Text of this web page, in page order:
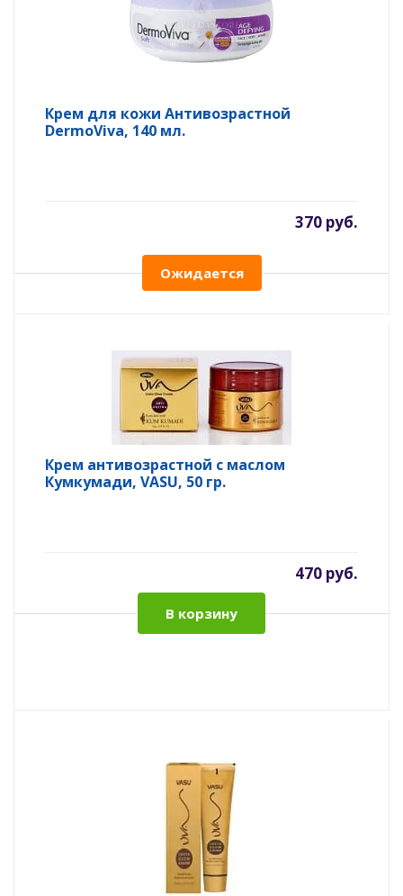
Крем для кожи Антивозрастной
DermoViva, 140 мл.
370 руб.
Ожидается
Крем антивозрастной с маслом
Кумкумади, VASU, 50 гр.
470 руб.
В корзину